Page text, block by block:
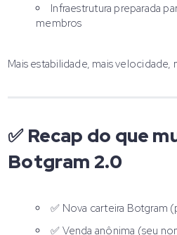
Infraestrutura preparada
membros
Mais estabilidade, mais velocidade,
✅ Recap do que
Botgram 2.0
✅ Nova carteira Botgram
✅ Venda anônima (seu